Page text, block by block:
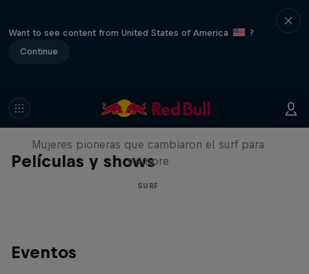
Want to see content from United States of America
?
Continue
Películas y shows
NOW DAYS
Mujeres pioneras que cambiaron el surf para
siempre
SURF
Eventos